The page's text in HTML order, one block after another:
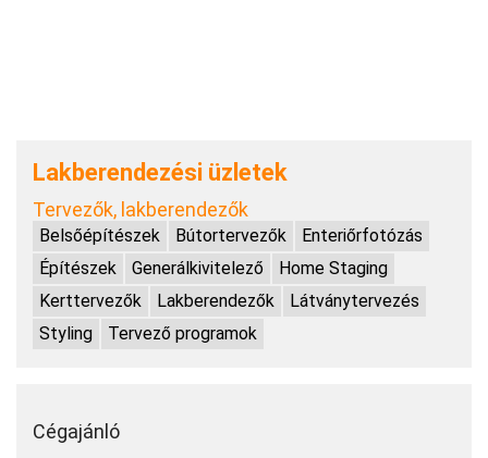
Lakberendezési üzletek
Tervezők, lakberendezők
Belsőépítészek Bútortervezők
Enteriőrfotózás
Építészek
Generálkivitelező
Home Staging
Kerttervezők
Lakberendezők
Látványtervezés
Styling
Tervező programok
Cégajánló